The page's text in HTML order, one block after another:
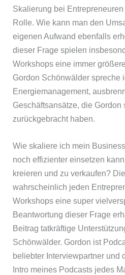
Skalierung bei
Rolle. Wie kann man den
eigenen Aufwand ebenfalls
dieser Frage spielen
Workshops eine immer
Gordon Schönwälder spreche
Energiemanagement,
Geschäftsansätze, die Gordon
zurückgebracht haben.
Wie skaliere ich mein
noch effizienter einsetzen
kreieren und zu verkaufen?
wahrscheinlich jeden
Workshops eine super
Beantwortung dieser Frage
Beitrag tatkräftige
Schönwälder. Gordon ist
beliebter Interviewpartner und
Intro meines Podcasts jedes